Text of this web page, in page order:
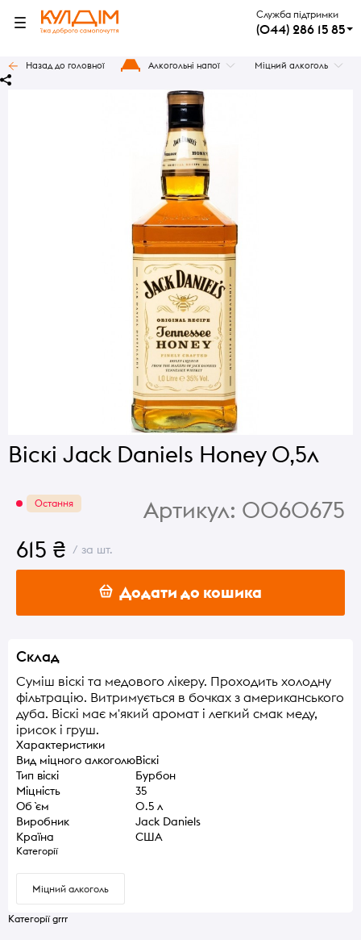
Служба підтримки
(044) 286 15 85
Назад до головної Алкогольні напої Міцний алкоголь
Віскі Jack Daniels Honey 0,5л
Остання Артикул: 0060675
615 ₴ / за шт.
Додати до кошика
Склад
Суміш віскі та медового лікеру. Проходить холодну
фільтрацію. Витримується в бочках з американського
дуба. Віскі має м'який аромат і легкий смак меду,
ірисок і груш.
Характеристики
Вид міцного алкоголюВіскі
Тип віскі
Бурбон
Міцність
35
Об `єм
0.5 л
Виробник
Jack Daniels
Країна
США
Категорії
Міцний алкоголь
Категорії grrr